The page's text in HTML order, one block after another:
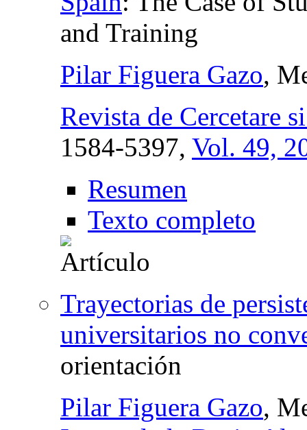
and Training
Pilar Figuera Gazo,
Revista de Cercetare
1584-5397, Vol. 49,
Resumen
Texto completo
Trayectorias de
universitarios no
orientación
Pilar Figuera Gazo,